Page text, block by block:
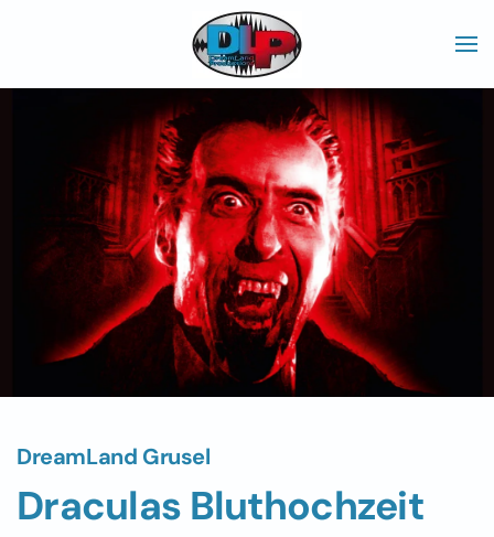
Skip to main content
DreamLand Grusel
Draculas Bluthochzeit